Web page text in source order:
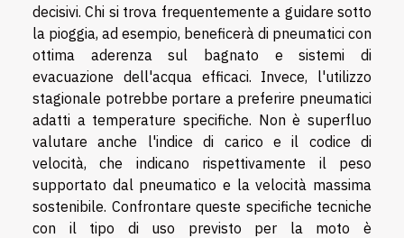
decisivi. Chi si trova frequentemente a guidare sotto
la pioggia, ad esempio, beneficerà di pneumatici con
ottima aderenza sul bagnato e sistemi di
evacuazione dell'acqua efficaci. Invece, l'utilizzo
stagionale potrebbe portare a preferire pneumatici
adatti a temperature specifiche. Non è superfluo
valutare anche l'indice di carico e il codice di
velocità, che indicano rispettivamente il peso
supportato dal pneumatico e la velocità massima
sostenibile. Confrontare queste specifiche tecniche
con il tipo di uso previsto per la moto è